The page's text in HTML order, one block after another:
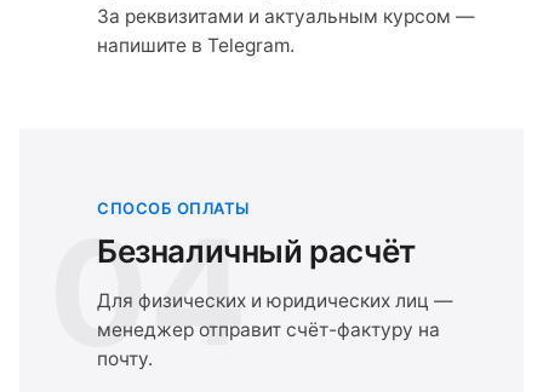
За реквизитами и актуальным курсом —
напишите в Telegram.
04
СПОСОБ ОПЛАТЫ
Безналичный расчёт
Для физических и юридических лиц —
менеджер отправит счёт-фактуру на
почту.